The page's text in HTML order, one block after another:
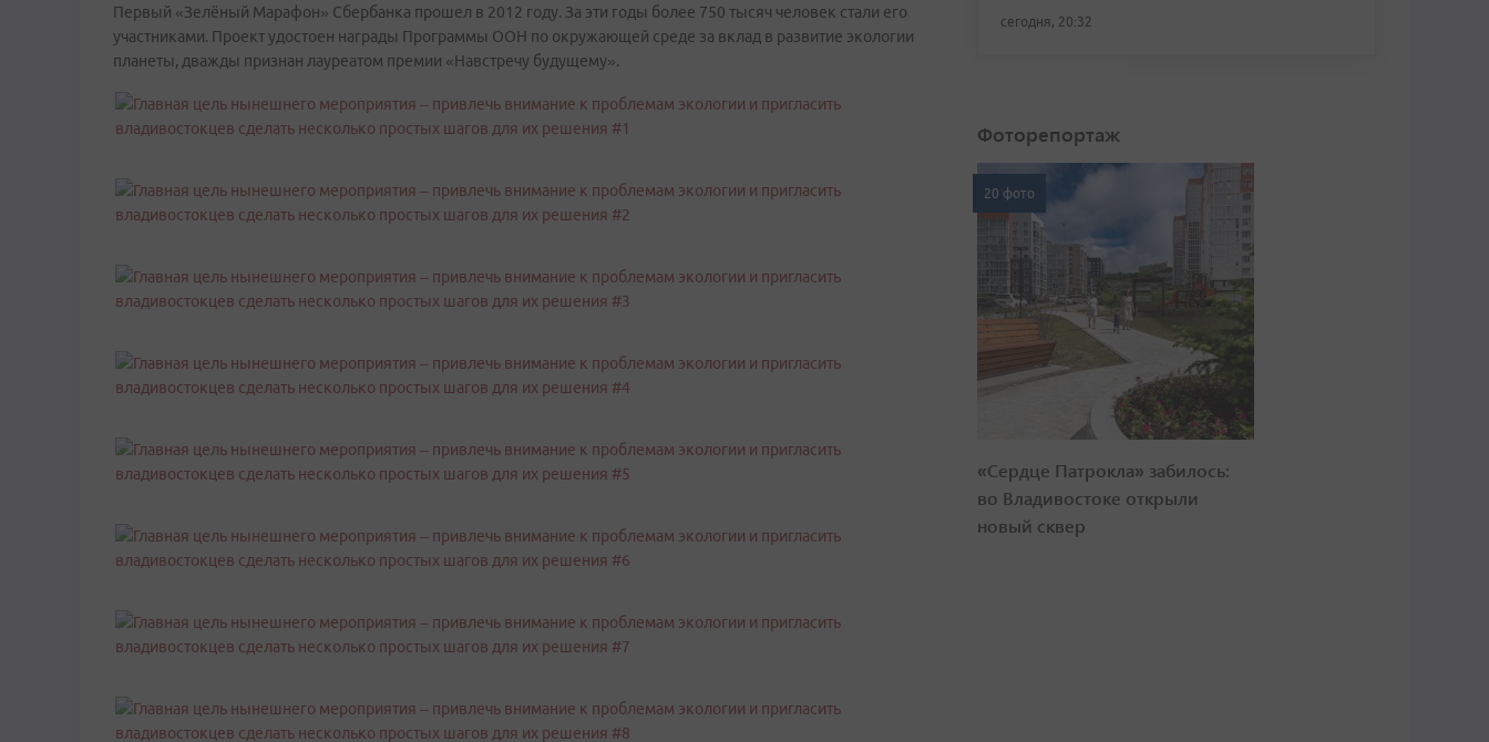
Первый «Зелёный Марафон» Сбербанка прошел в 2012 году. За эти годы более 750 тысяч человек стали его
участниками. Проект удостоен награды Программы ООН по окружающей среде за вклад в развитие экологии
планеты, дважды признан лауреатом премии «Навстречу будущему».
сегодня, 20:32
Фоторепортаж
20 фото
«Сердце Патрокла» забилось:
во Владивостоке открыли
новый сквер